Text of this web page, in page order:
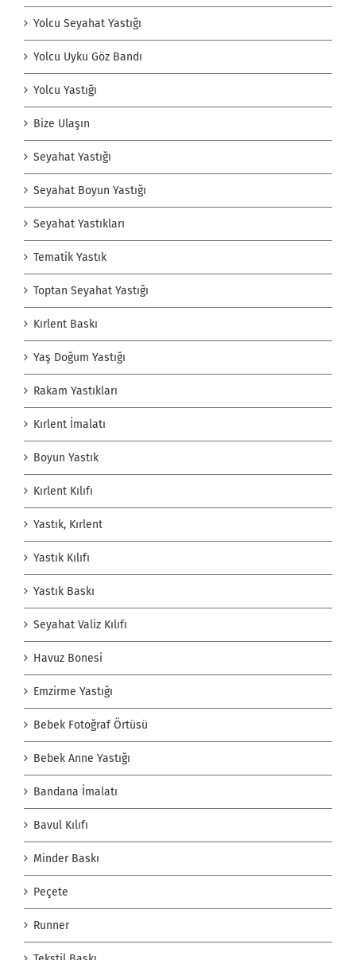
Yolcu Seyahat Yastığı
Yolcu Uyku Göz Bandı
Yolcu Yastığı
Bize Ulaşın
Seyahat Yastığı
Seyahat Boyun Yastığı
Seyahat Yastıkları
Tematik Yastık
Toptan Seyahat Yastığı
Kırlent Baskı
Yaş Doğum Yastığı
Rakam Yastıkları
Kırlent İmalatı
Boyun Yastık
Kırlent Kılıfı
Yastık, Kırlent
Yastık Kılıfı
Yastık Baskı
Seyahat Valiz Kılıfı
Havuz Bonesi
Emzirme Yastığı
Bebek Fotoğraf Örtüsü
Bebek Anne Yastığı
Bandana İmalatı
Bavul Kılıfı
Minder Baskı
Peçete
Runner